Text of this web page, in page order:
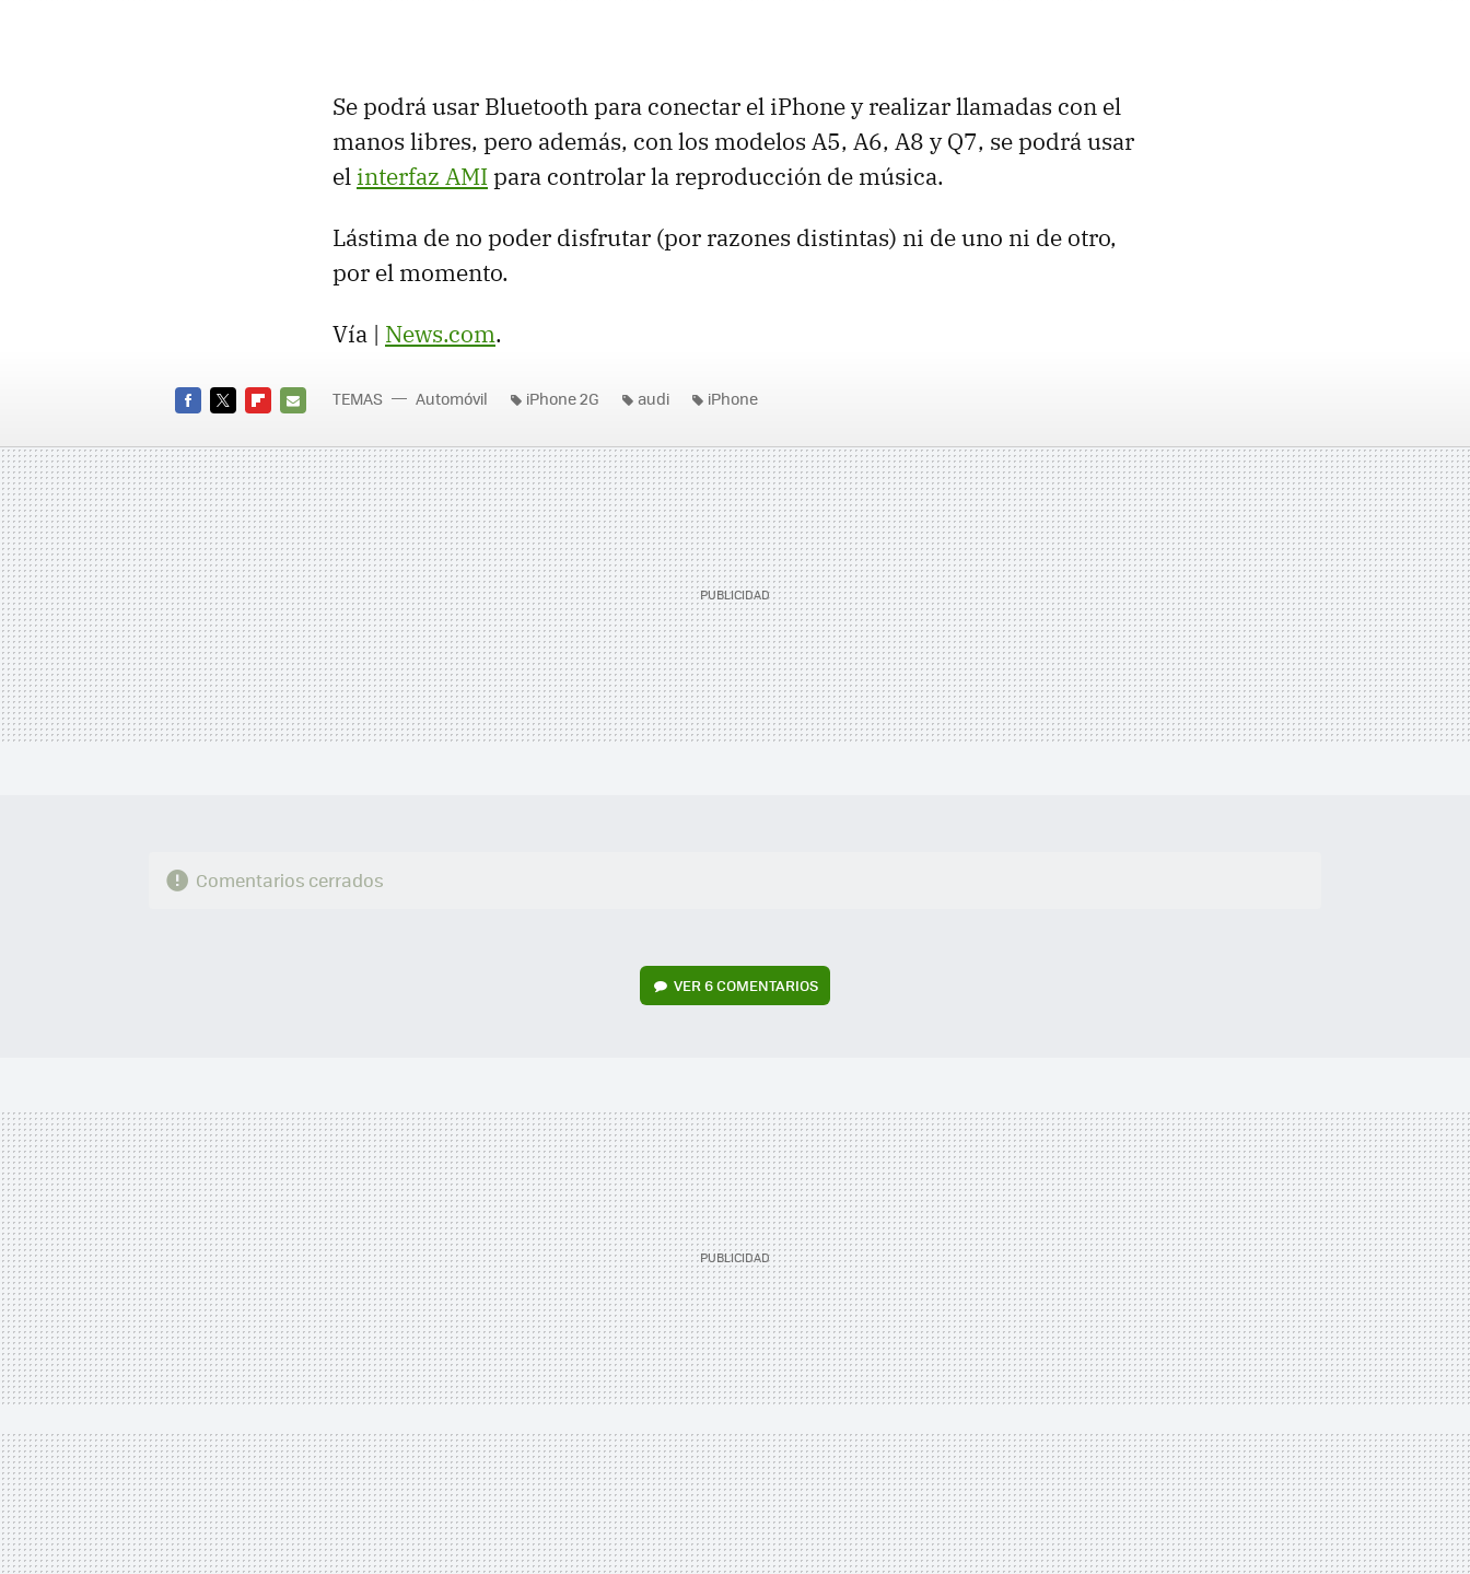
Se podrá usar Bluetooth para conectar el iPhone y realizar llamadas con el
manos libres, pero además, con los modelos A5, A6, A8 y Q7, se podrá usar
el interfaz AMIpara controlar la reproducción de música.
Lástima de no poder disfrutar (por razones distintas) ni de uno ni de otro,
por el momento.
Vía | News.com.
MAIL
TEMAS Automóvil iPhone 2G audi iPhone
Comentarios cerrados
VER6 COMENTARIOS